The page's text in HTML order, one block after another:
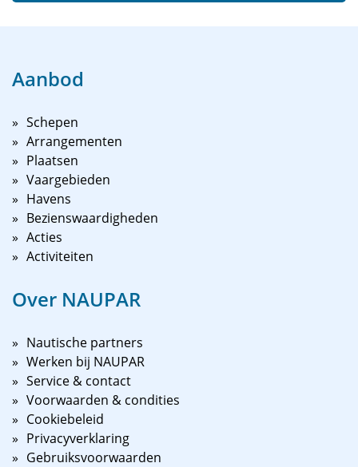
Aanbod
Schepen
Arrangementen
Plaatsen
Vaargebieden
Havens
Bezienswaardigheden
Acties
Activiteiten
Over NAUPAR
Nautische partners
Werken bij NAUPAR
Service & contact
Voorwaarden & condities
Cookiebeleid
Privacyverklaring
Gebruiksvoorwaarden